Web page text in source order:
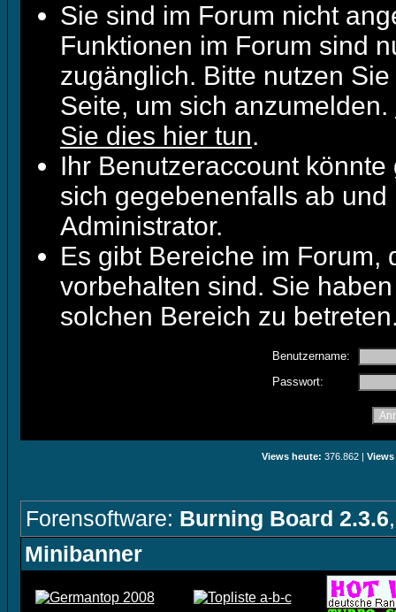
Sie sind im Forum nicht
Funktionen im Forum sind
zugänglich. Bitte nutzen
Seite, um sich anzumelden.
Sie dies hier tun.
Ihr Benutzeraccount
sich gegebenenfalls ab
Administrator.
Es gibt Bereiche im Forum,
vorbehalten sind. Sie
solchen Bereich zu
Benutzername:
Passwort:
Views heute: 376.862 |
Forensoftware: Burning Board 2.3.6
Minibanner